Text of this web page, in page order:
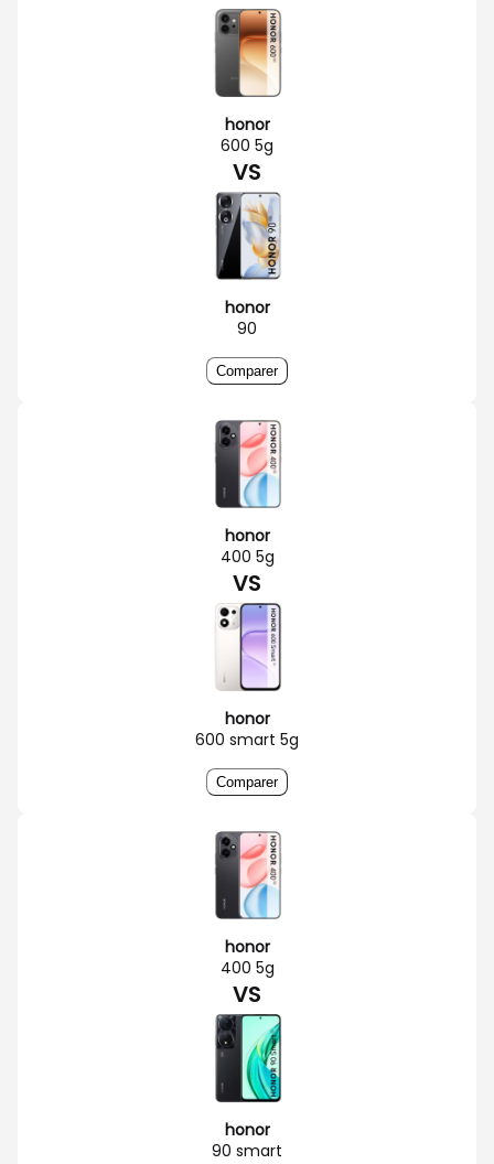
honor
600 5g
VS
honor
90
Comparer
honor
400 5g
VS
honor
600 smart 5g
Comparer
honor
400 5g
VS
honor
90 smart